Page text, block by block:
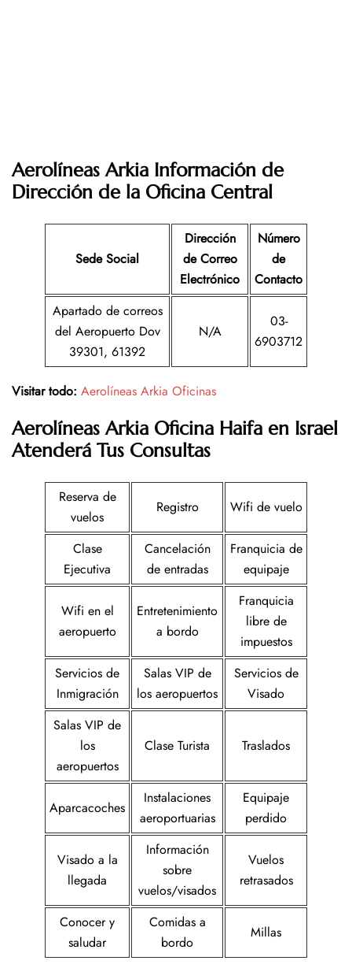
Aerolíneas Arkia Información de
Dirección de la Oficina Central
Sede Social
Dirección
de Correo
Electrónico
Número
de
Contacto
Apartado de correos
del Aeropuerto Dov
39301, 61392
N/A
03-
6903712
Visitar todo: Aerolíneas Arkia Oficinas
Aerolíneas Arkia Oficina Haifa en Israel
Atenderá Tus Consultas
Reserva de
vuelos
Registro Wifi de vuelo
Clase
Ejecutiva
Cancelación
de entradas
Franquicia de
equipaje
Wifi en el
aeropuerto
Entretenimiento
a bordo
Franquicia
libre de
impuestos
Servicios de
Inmigración
Salas VIP de
los aeropuertos
Servicios de
Visado
Salas VIP de
los
aeropuertos
Clase Turista Traslados
Aparcacoches
Instalaciones
aeroportuarias
Equipaje
perdido
Visado a la
llegada
Información
sobre
vuelos/visados
Vuelos
retrasados
Conocer y
saludar
Comidas a
bordo
Millas